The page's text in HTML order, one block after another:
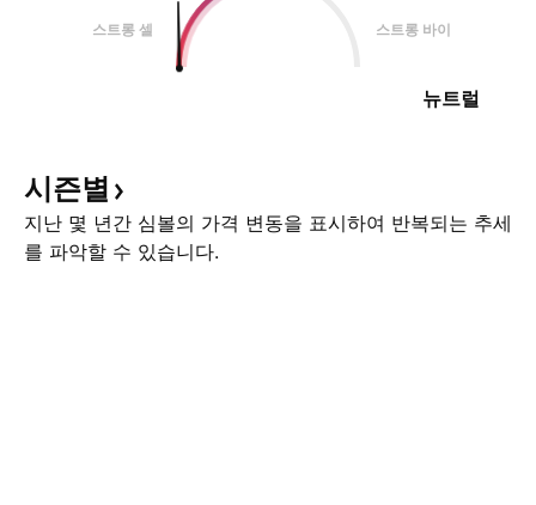
스트롱 셀 스트롱 바이
뉴트럴
시즌별
지난 몇 년간 심볼의 가격 변동을 표시하여 반복되는 추세
를 파악할 수 있습니다.